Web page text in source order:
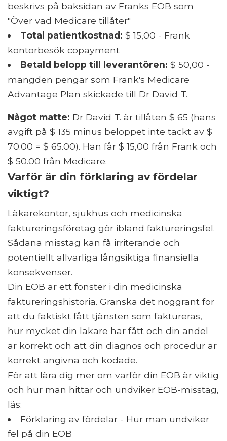
beskrivs på baksidan av Franks EOB som
"Över vad Medicare tillåter"
Total patientkostnad: $ 15,00 - Frank
kontorbesök copayment
Betald belopp till leverantören: $ 50,00 -
mängden pengar som Frank's Medicare
Advantage Plan skickade till Dr David T.
Något matte: Dr David T. är tillåten $ 65 (hans
avgift på $ 135 minus beloppet inte täckt av $
70.00 = $ 65.00). Han får $ 15,00 från Frank och
$ 50.00 från Medicare.
Varför är din förklaring av fördelar
viktigt?
Läkarekontor, sjukhus och medicinska
faktureringsföretag gör ibland faktureringsfel.
Sådana misstag kan få irriterande och
potentiellt allvarliga långsiktiga finansiella
konsekvenser.
Din EOB är ett fönster i din medicinska
faktureringshistoria. Granska det noggrant för
att du faktiskt fått tjänsten som faktureras,
hur mycket din läkare har fått och din andel
är korrekt och att din diagnos och procedur är
korrekt angivna och kodade.
För att lära dig mer om varför din EOB är viktig
och hur man hittar och undviker EOB-misstag,
läs:
Förklaring av fördelar - Hur man undviker
fel på din EOB